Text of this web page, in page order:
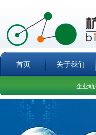
首页 关于我们
企业动